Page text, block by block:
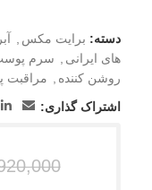
دسته: برایت مکس
های ایرانی
سرم
روشن کننده
مراقبت
اشتراک گذاری: